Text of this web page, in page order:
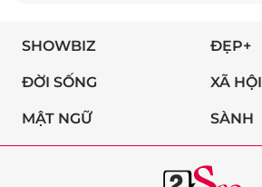
SHOWBIZ ĐẸP+
ĐỜI SỐNG XÃ HỘI
MẬT NGỮ SÀNH